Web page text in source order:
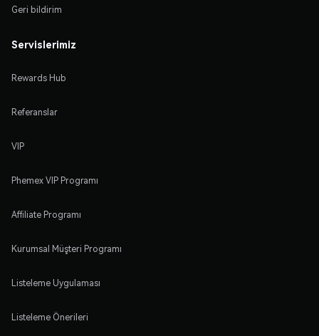
Geri bildirim
Servislerimiz
Rewards Hub
Referanslar
VIP
Phemex VIP Programı
Affiliate Programı
Kurumsal Müşteri Programı
Listeleme Uygulaması
Listeleme Önerileri